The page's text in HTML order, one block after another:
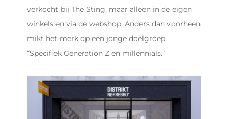
verkocht bij The Sting, maar alleen in de eigen
winkels en via de webshop. Anders dan voorheen
mikt het merk op een jonge doelgroep.
“Specifiek Generation Z en millennials.”